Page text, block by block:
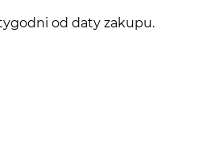
od daty zakupu.